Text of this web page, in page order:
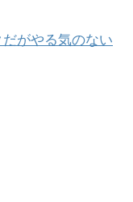
がやる気のない